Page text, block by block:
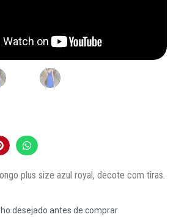
plus size azul royal, decote com tiras.
desejado antes de comprar